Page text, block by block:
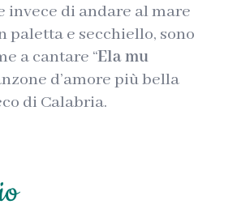
invece di andare al mare
paletta e secchiello, sono
a cantare “Ela mu
d’amore più bella
di Calabria.